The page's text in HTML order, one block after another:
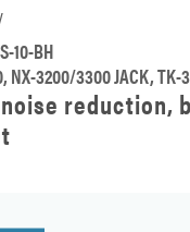
10-BH
NX-3200/3300 JACK, TK-
reduction,